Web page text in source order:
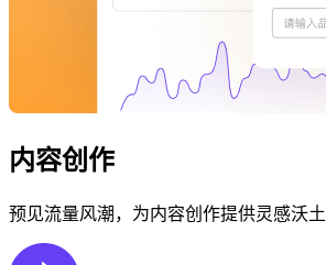
内容创作
预见流量风潮，为内容创作提供灵感沃土